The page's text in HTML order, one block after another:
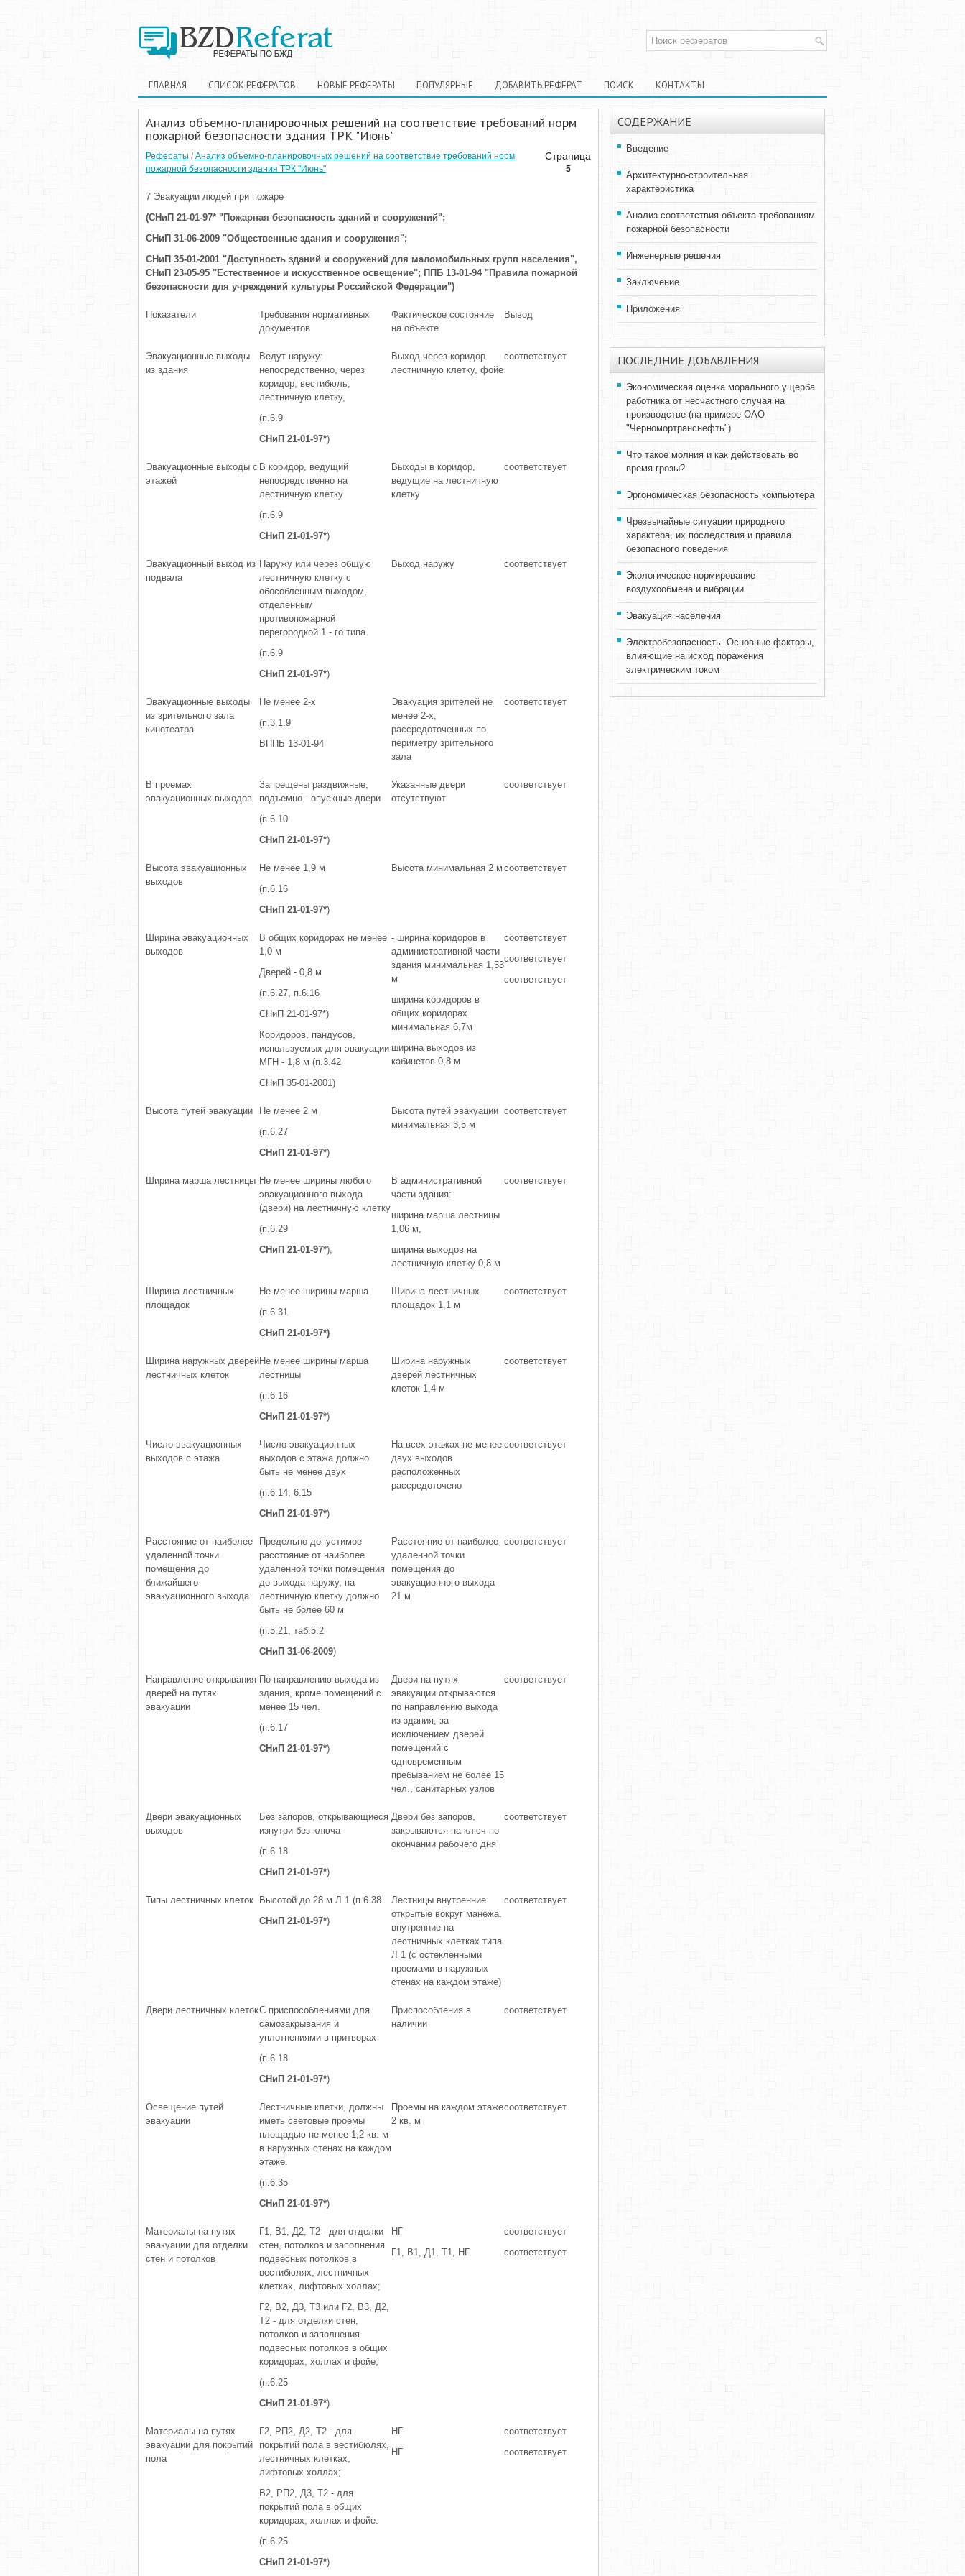
ГЛАВНАЯ СПИСОК РЕФЕРАТОВ НОВЫЕ РЕФЕРАТЫ ПОПУЛЯРНЫЕ ДОБАВИТЬ РЕФЕРАТ ПОИСК КОНТАКТЫ
Анализ объемно-планировочных решений на соответствие требований норм
пожарной безопасности здания ТРК "Июнь"
Страница
5
Рефераты / Анализ объемно-планировочных решений на соответствие требований норм
пожарной безопасности здания ТРК "Июнь"
7 Эвакуации людей при пожаре
(СНиП 21-01-97* "Пожарная безопасность зданий и сооружений";
СНиП 31-06-2009 "Общественные здания и сооружения";
СНиП 35-01-2001 "Доступность зданий и сооружений для маломобильных групп населения",
СНиП 23-05-95 "Естественное и искусственное освещение"; ППБ 13-01-94 "Правила пожарной
безопасности для учреждений культуры Российской Федерации")
Показатели
Требования нормативных
документов
Фактическое состояние
на объекте
Вывод
Эвакуационные выходы
из здания
Ведут наружу:
непосредственно, через
коридор, вестибюль,
лестничную клетку,
(п.6.9
СНиП 21-01-97*)
Выход через коридор
лестничную клетку, фойе
соответствует
Эвакуационные выходы с
этажей
В коридор, ведущий
непосредственно на
лестничную клетку
(п.6.9
СНиП 21-01-97*)
Выходы в коридор,
ведущие на лестничную
клетку
соответствует
Эвакуационный выход из
подвала
Наружу или через общую
лестничную клетку с
обособленным выходом,
отделенным
противопожарной
перегородкой 1 - го типа
(п.6.9
СНиП 21-01-97*)
Выход наружу соответствует
Эвакуационные выходы
из зрительного зала
кинотеатра
Не менее 2-х
(п.3.1.9
ВППБ 13-01-94
Эвакуация зрителей не
менее 2-х,
рассредоточенных по
периметру зрительного
зала
соответствует
В проемах
эвакуационных выходов
Запрещены раздвижные,
подъемно - опускные двери
(п.6.10
СНиП 21-01-97*)
Указанные двери
отсутствуют
соответствует
Высота эвакуационных
выходов
Не менее 1,9 м
(п.6.16
СНиП 21-01-97*)
Высота минимальная 2 м соответствует
Ширина эвакуационных
выходов
В общих коридорах не менее
1,0 м
Дверей - 0,8 м
(п.6.27, п.6.16
СНиП 21-01-97*)
Коридоров, пандусов,
используемых для эвакуации
МГН - 1,8 м (п.3.42
СНиП 35-01-2001)
- ширина коридоров в
административной части
здания минимальная 1,53
м
ширина коридоров в
общих коридорах
минимальная 6,7м
ширина выходов из
кабинетов 0,8 м
соответствует
соответствует
соответствует
Высота путей эвакуации
Не менее 2 м
(п.6.27
СНиП 21-01-97*)
Высота путей эвакуации
минимальная 3,5 м
соответствует
Ширина марша лестницы Не менее ширины любого
эвакуационного выхода
(двери) на лестничную клетку
(п.6.29
СНиП 21-01-97*);
В административной
части здания:
ширина марша лестницы
1,06 м,
ширина выходов на
лестничную клетку 0,8 м
соответствует
Ширина лестничных
площадок
Не менее ширины марша
(п.6.31
СНиП 21-01-97*)
Ширина лестничных
площадок 1,1 м
соответствует
Ширина наружных дверей
лестничных клеток
Не менее ширины марша
лестницы
(п.6.16
СНиП 21-01-97*)
Ширина наружных
дверей лестничных
клеток 1,4 м
соответствует
Число эвакуационных
выходов с этажа
Число эвакуационных
выходов с этажа должно
быть не менее двух
(п.6.14, 6.15
СНиП 21-01-97*)
На всех этажах не менее
двух выходов
расположенных
рассредоточено
соответствует
Расстояние от наиболее
удаленной точки
помещения до
ближайшего
эвакуационного выхода
Предельно допустимое
расстояние от наиболее
удаленной точки помещения
до выхода наружу, на
лестничную клетку должно
быть не более 60 м
(п.5.21, таб.5.2
СНиП 31-06-2009)
Расстояние от наиболее
удаленной точки
помещения до
эвакуационного выхода
21 м
соответствует
Направление открывания
дверей на путях
эвакуации
По направлению выхода из
здания, кроме помещений с
менее 15 чел.
(п.6.17
СНиП 21-01-97*)
Двери на путях
эвакуации открываются
по направлению выхода
из здания, за
исключением дверей
помещений с
одновременным
пребыванием не более 15
чел., санитарных узлов
соответствует
Двери эвакуационных
выходов
Без запоров, открывающиеся
изнутри без ключа
(п.6.18
СНиП 21-01-97*)
Двери без запоров,
закрываются на ключ по
окончании рабочего дня
соответствует
Типы лестничных клеток
Высотой до 28 м Л 1 (п.6.38
СНиП 21-01-97*)
Лестницы внутренние
открытые вокруг манежа,
внутренние на
лестничных клетках типа
Л 1 (с остекленными
проемами в наружных
стенах на каждом этаже)
соответствует
Двери лестничных клетокС приспособлениями для
самозакрывания и
уплотнениями в притворах
(п.6.18
СНиП 21-01-97*)
Приспособления в
наличии
соответствует
Освещение путей
эвакуации
Лестничные клетки, должны
иметь световые проемы
площадью не менее 1,2 кв. м
в наружных стенах на каждом
этаже.
(п.6.35
СНиП 21-01-97*)
Проемы на каждом этаже
2 кв. м
соответствует
Материалы на путях
эвакуации для отделки
стен и потолков
Г1, В1, Д2, Т2 - для отделки
стен, потолков и заполнения
подвесных потолков в
вестибюлях, лестничных
клетках, лифтовых холлах;
Г2, В2, Д3, Т3 или Г2, В3, Д2,
Т2 - для отделки стен,
потолков и заполнения
подвесных потолков в общих
коридорах, холлах и фойе;
(п.6.25
СНиП 21-01-97*)
НГ
Г1, В1, Д1, Т1, НГ
соответствует
соответствует
Материалы на путях
эвакуации для покрытий
пола
Г2, РП2, Д2, Т2 - для
покрытий пола в вестибюлях,
лестничных клетках,
лифтовых холлах;
В2, РП2, Д3, Т2 - для
покрытий пола в общих
коридорах, холлах и фойе.
(п.6.25
СНиП 21-01-97*)
НГ
НГ
соответствует
соответствует
СОДЕРЖАНИЕ
Введение
Архитектурно-строительная
характеристика
Анализ соответствия объекта требованиям
пожарной безопасности
Инженерные решения
Заключение
Приложения
ПОСЛЕДНИЕ ДОБАВЛЕНИЯ
Экономическая оценка морального ущерба
работника от несчастного случая на
производстве (на примере ОАО
"Черномортранснефть")
Что такое молния и как действовать во
время грозы?
Эргономическая безопасность компьютера
Чрезвычайные ситуации природного
характера, их последствия и правила
безопасного поведения
Экологическое нормирование
воздухообмена и вибрации
Эвакуация населения
Электробезопасность. Основные факторы,
влияющие на исход поражения
электрическим током